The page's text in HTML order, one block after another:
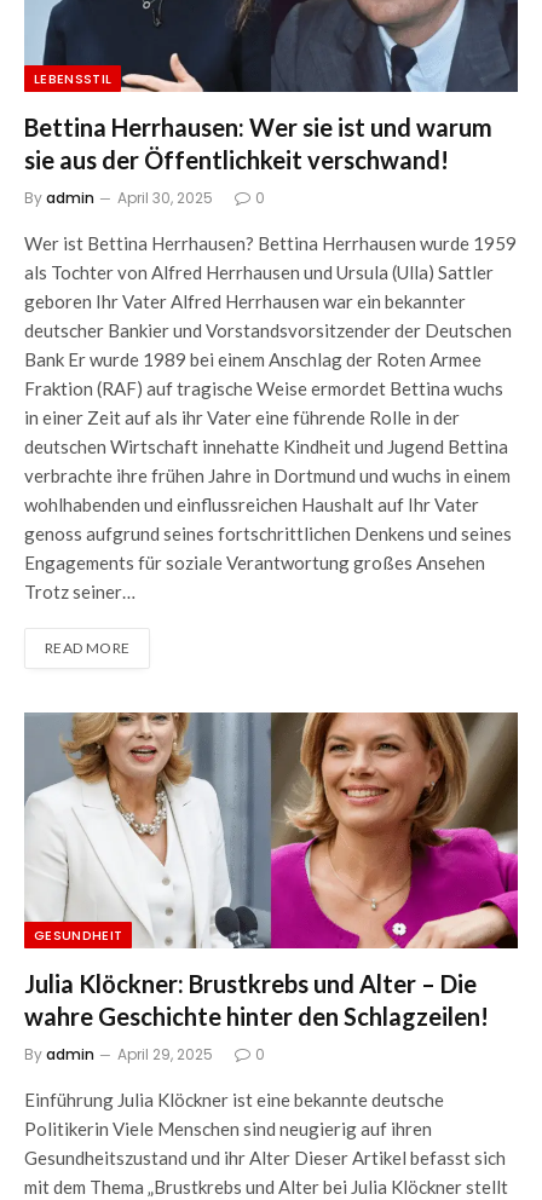
LEBENSSTIL
Bettina Herrhausen: Wer sie ist und warum
sie aus der Öffentlichkeit verschwand!
Byadmin April 30, 2025 0
Wer ist Bettina Herrhausen? Bettina Herrhausen wurde 1959
als Tochter von Alfred Herrhausen und Ursula (Ulla) Sattler
geboren Ihr Vater Alfred Herrhausen war ein bekannter
deutscher Bankier und Vorstandsvorsitzender der Deutschen
Bank Er wurde 1989 bei einem Anschlag der Roten Armee
Fraktion (RAF) auf tragische Weise ermordet Bettina wuchs
in einer Zeit auf als ihr Vater eine führende Rolle in der
deutschen Wirtschaft innehatte Kindheit und Jugend Bettina
verbrachte ihre frühen Jahre in Dortmund und wuchs in einem
wohlhabenden und einflussreichen Haushalt auf Ihr Vater
genoss aufgrund seines fortschrittlichen Denkens und seines
Engagements für soziale Verantwortung großes Ansehen
Trotz seiner…
READ MORE
GESUNDHEIT
Julia Klöckner: Brustkrebs und Alter – Die
wahre Geschichte hinter den Schlagzeilen!
Byadmin April 29, 2025 0
Einführung Julia Klöckner ist eine bekannte deutsche
Politikerin Viele Menschen sind neugierig auf ihren
Gesundheitszustand und ihr Alter Dieser Artikel befasst sich
mit dem Thema „Brustkrebs und Alter bei Julia Klöckner stellt